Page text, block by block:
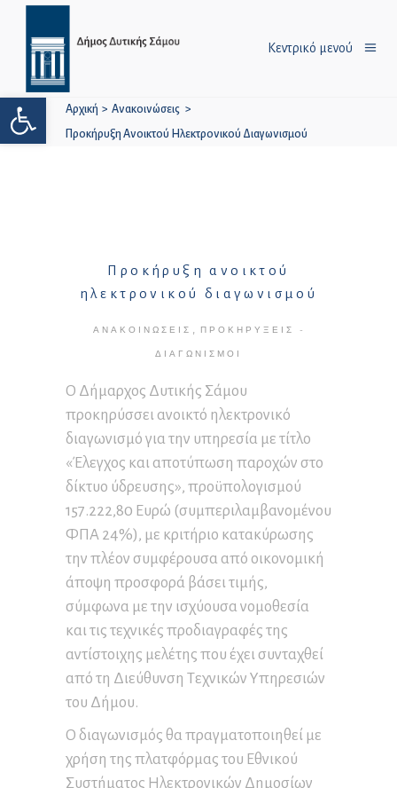
Ανοίξτε τη γραμμή εργαλείων
Κεντρικό μενού
Αρχική > Ανακοινώσεις >
Προκήρυξη Ανοικτού Ηλεκτρονικού Διαγωνισμού
Προκήρυξη ανοικτού
ηλεκτρονικού διαγωνισμού
ΑΝΑΚΟΙΝΏΣΕΙΣ ΠΡΟΚΗΡΎΞΕΙΣ -
ΔΙΑΓΩΝΙΣΜΟΊ
Ο Δήμαρχος Δυτικής Σάμου
προκηρύσσει ανοικτό ηλεκτρονικό
διαγωνισμό για την υπηρεσία με τίτλο
«Έλεγχος και αποτύπωση παροχών στο
δίκτυο ύδρευσης», προϋπολογισμού
157.222,80 Ευρώ (συμπεριλαμβανομένου
ΦΠΑ 24%), με κριτήριο κατακύρωσης
την πλέον συμφέρουσα από οικονομική
άποψη προσφορά βάσει τιμής,
σύμφωνα με την ισχύουσα νομοθεσία
και τις τεχνικές προδιαγραφές της
αντίστοιχης μελέτης που έχει συνταχθεί
από τη Διεύθυνση Τεχνικών Υπηρεσιών
του Δήμου.
Ο διαγωνισμός θα πραγματοποιηθεί με
χρήση της πλατφόρμας του Εθνικού
Συστήματος Ηλεκτρονικών Δημοσίων